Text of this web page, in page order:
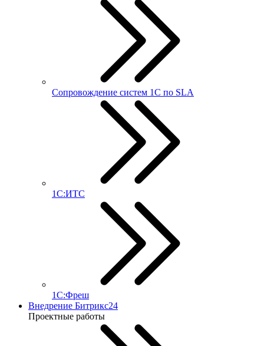
Сопровождение систем 1С по SLA
1С:ИТС
1С:Фреш
Внедрение Битрикс24
Проектные работы